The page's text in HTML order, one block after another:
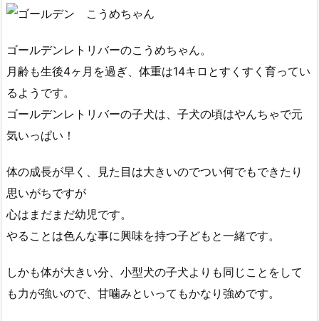
ゴールデンレトリバーのこうめちゃん。
月齢も生後4ヶ月を過ぎ、体重は14キロとすくすく育ってい
るようです。
ゴールデンレトリバーの子犬は、子犬の頃はやんちゃで元
気いっぱい！
体の成長が早く、見た目は大きいのでつい何でもできたり
思いがちですが
心はまだまだ幼児です。
やることは色んな事に興味を持つ子どもと一緒です。
しかも体が大きい分、小型犬の子犬よりも同じことをして
も力が強いので、甘噛みといってもかなり強めです。